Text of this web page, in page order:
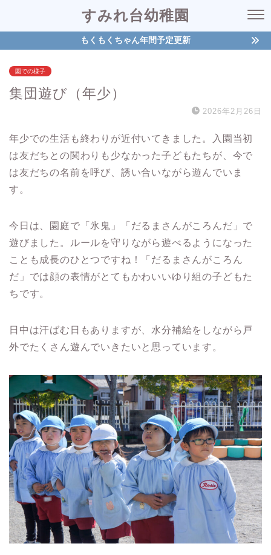
すみれ台幼稚園
もくもくちゃん年間予定更新
園での様子
集団遊び（年少）
2026年2月26日
年少での生活も終わりが近付いてきました。入園当初
は友だちとの関わりも少なかった子どもたちが、今で
は友だちの名前を呼び、誘い合いながら遊んでいま
す。
今日は、園庭で「氷鬼」「だるまさんがころんだ」で
遊びました。ルールを守りながら遊べるようになった
ことも成長のひとつですね！「だるまさんがころん
だ」では顔の表情がとてもかわいいゆり組の子どもた
ちです。
日中は汗ばむ日もありますが、水分補給をしながら戸
外でたくさん遊んでいきたいと思っています。